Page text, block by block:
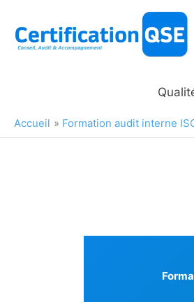
contenu
Accueil Formation audit interne